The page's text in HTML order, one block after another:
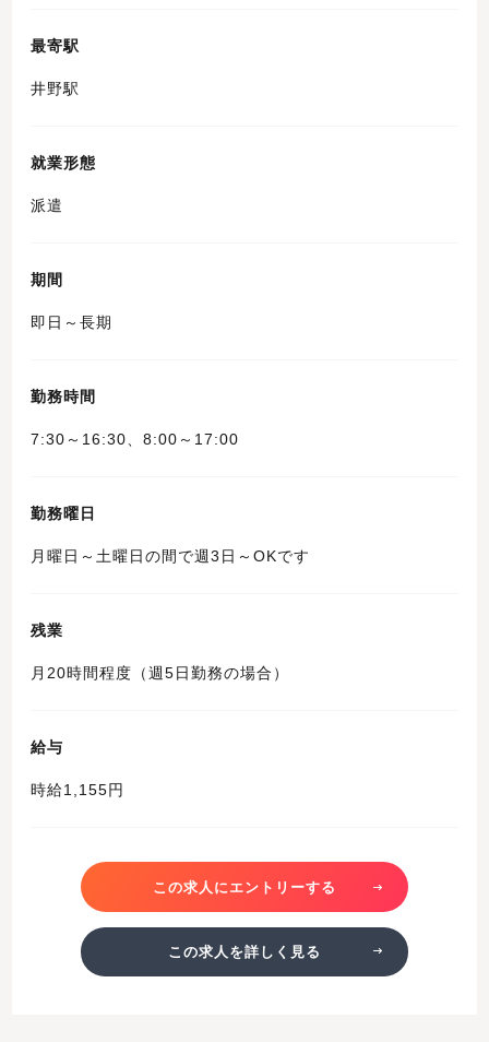
最寄駅
井野駅
就業形態
派遣
期間
即日～長期
勤務時間
7:30～16:30、8:00～17:00
勤務曜日
月曜日～土曜日の間で週3日～OKです
残業
月20時間程度（週5日勤務の場合）
給与
時給1,155円
この求人にエントリーする
この求人を詳しく見る